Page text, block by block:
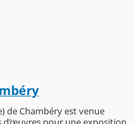
de Chambéry est venue